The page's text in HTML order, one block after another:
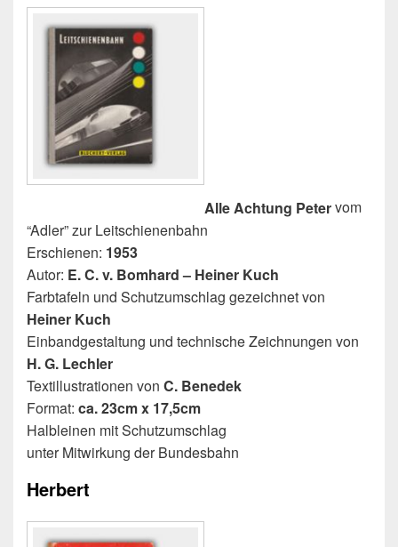
Alle Achtung Petervom
“Adler” zur Leitschienenbahn
Erschienen: 1953
Autor: E. C. v. Bomhard – Heiner Kuch
Farbtafeln und Schutzumschlag gezeichnet von
Heiner Kuch
Einbandgestaltung und technische Zeichnungen von
H. G. Lechler
Textillustrationen von C. Benedek
Format: ca. 23cm x 17,5cm
Halbleinen mit Schutzumschlag
unter Mitwirkung der Bundesbahn
Herbert